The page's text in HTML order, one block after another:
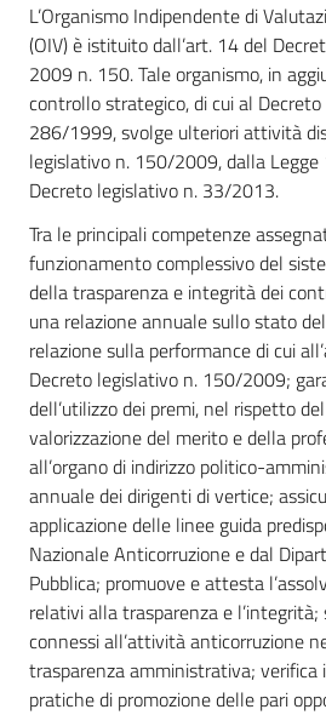
L’Organismo Indipendente di
(OIV) è istituito dall’art. 14 del
2009 n. 150. Tale organismo, in
controllo strategico, di cui al
286/1999, svolge ulteriori attività
legislativo n. 150/2009, dalla
Decreto legislativo n. 33/2013.
Tra le principali competenze
funzionamento complessivo del
della trasparenza e integrità dei
una relazione annuale sullo stato
relazione sulla performance di cui
Decreto legislativo n. 150/2009;
dell’utilizzo dei premi, nel rispetto
valorizzazione del merito e della
all’organo di indirizzo politico-
annuale dei dirigenti di vertice;
applicazione delle linee guida
Nazionale Anticorruzione e dal
Pubblica; promuove e attesta
relativi alla trasparenza e
connessi all’attività anticorruzione
trasparenza amministrativa; verifica
pratiche di promozione delle pari